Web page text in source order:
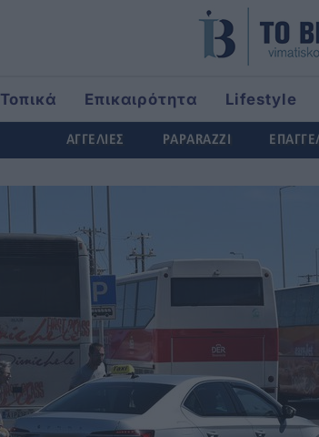
Τοπικά Επικαιρότητα Lifestyle
Around The World
ΑΓΓΕΛΙΕΣ PAPARAZZI